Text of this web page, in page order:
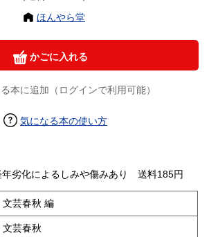
ほんやら堂
かごに入れる
本に追加（ログインで利用可能）
気になる本の使い方
劣化によるしみや傷みあり 送料185円
文芸春秋 編
文芸春秋